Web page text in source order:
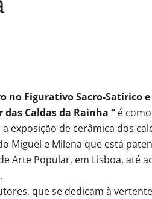
no Figurativo Sacro-Satírico e
das Caldas da Rainha “ é
a exposição de cerâmica dos
Miguel e Milena que está
Arte Popular, em Lisboa, até
que se dedicam à